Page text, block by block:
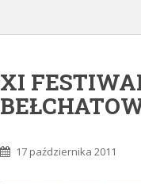
XI
17 października 2011